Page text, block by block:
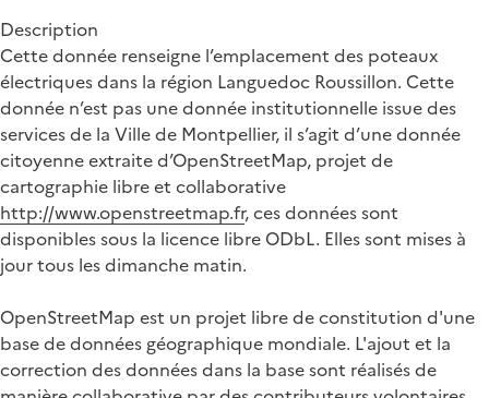
Description
Cette donnée renseigne l’emplacement des poteaux
électriques dans la région Languedoc Roussillon. Cette
donnée n’est pas une donnée institutionnelle issue des
services de la Ville de Montpellier, il s’agit d’une donnée
citoyenne extraite d’OpenStreetMap, projet de
cartographie libre et collaborative
http://www.openstreetmap.fr, ces données sont
disponibles sous la licence libre ODbL. Elles sont mises à
jour tous les dimanche matin.
OpenStreetMap est un projet libre de constitution d'une
base de données géographique mondiale. L'ajout et la
correction des données dans la base sont réalisés de